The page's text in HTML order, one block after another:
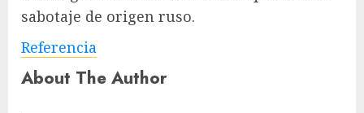
sabotaje de origen ruso.
Referencia
About The Author